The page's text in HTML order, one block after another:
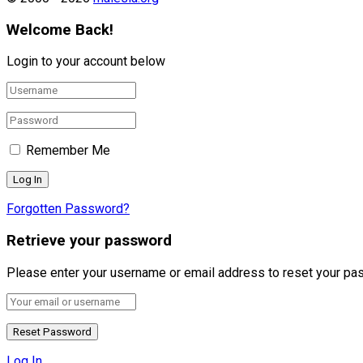
Welcome Back!
Login to your account below
Remember Me
Forgotten Password?
Retrieve your password
Please enter your username or email address to reset your